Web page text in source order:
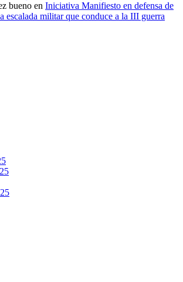
bueno en Iniciativa Manifiesto en defensa de
escalada militar que conduce a la III guerra